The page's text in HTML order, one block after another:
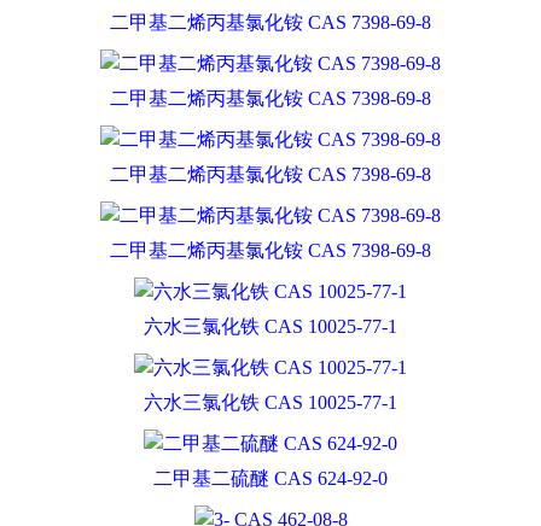
二甲基二烯丙基氯化铵 CAS 7398-69-8
二甲基二烯丙基氯化铵 CAS 7398-69-8
二甲基二烯丙基氯化铵 CAS 7398-69-8
二甲基二烯丙基氯化铵 CAS 7398-69-8
六水三氯化铁 CAS 10025-77-1
六水三氯化铁 CAS 10025-77-1
二甲基二硫醚 CAS 624-92-0